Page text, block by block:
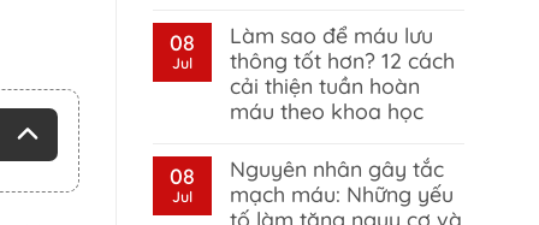
on
Các
phương
pháp
hỗ
trợ
cơ
huyết
khối
08
Jul
Làm sao để máu lưu
thông tốt hơn? 12 cách
cải thiện tuần hoàn
máu theo khoa học
on
Làm
sao
để
08
Jul
Nguyên nhân gây tắc
mạch máu: Những yếu
tố làm tăng nguy cơ và